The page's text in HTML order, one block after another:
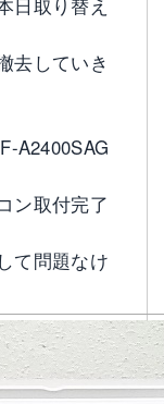
日取り替え
去していき
A2400SAG
ン取付完了
て問題なけ